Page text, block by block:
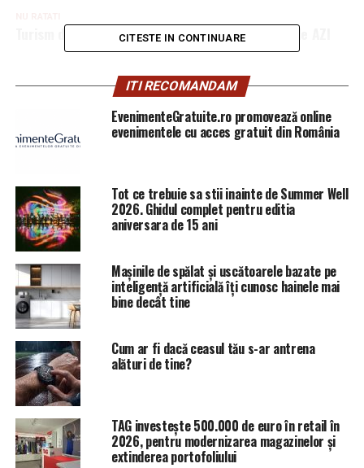
Turism digital, noul plan al Ministerului | Sibiul de AZI
CITESTE IN CONTINUARE
ITI RECOMANDAM
EvenimenteGratuite.ro promovează online
evenimentele cu acces gratuit din România
Tot ce trebuie sa stii inainte de Summer Well
2026. Ghidul complet pentru editia
aniversara de 15 ani
Mașinile de spălat și uscătoarele bazate pe
inteligență artificială îți cunosc hainele mai
bine decât tine
Cum ar fi dacă ceasul tău s-ar antrena
alături de tine?
TAG investește 500.000 de euro în retail în
2026, pentru modernizarea magazinelor și
extinderea portofoliului